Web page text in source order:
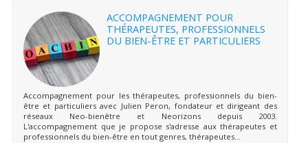
ACCOMPAGNEMENT POUR
THÉRAPEUTES, PROFESSIONNELS
DU BIEN-ÊTRE ET PARTICULIERS
Accompagnement pour les thérapeutes, professionnels du bien-
être et particuliers avec Julien Peron, fondateur et dirigeant des
réseaux Neo-bienêtre et Neorizons depuis 2003.
L'accompagnement que je propose s'adresse aux thérapeutes et
professionnels du bien-être en tout genres, thérapeutes...